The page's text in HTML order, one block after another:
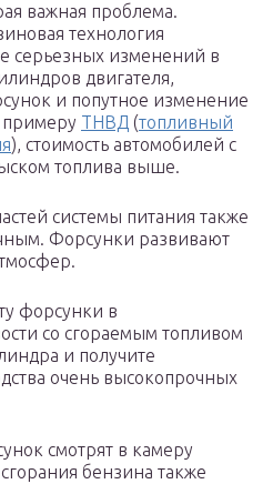
важная проблема.
технология
серьезных изменений в
двигателя,
и попутное изменение
примеру ТНВД (топливный
), стоимость автомобилей с
топлива выше.
системы питания также
Форсунки развивают
форсунки в
со сгораемым топливом
и получите
очень высокопрочных
смотрят в камеру
бензина также